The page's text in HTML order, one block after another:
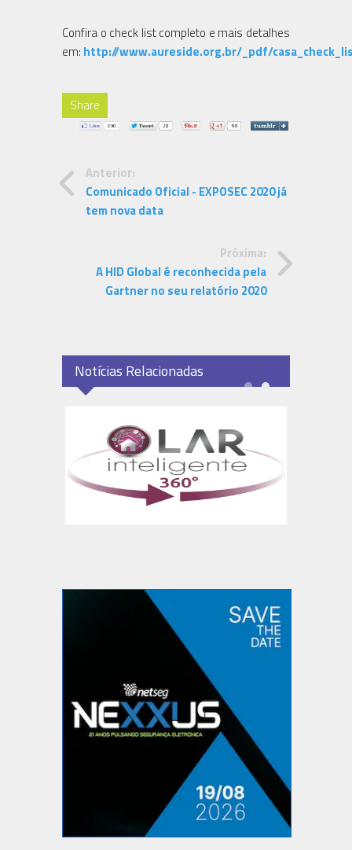
Confira o check list completo e mais detalhes
em: http://www.aureside.org.br/_pdf/
Share
Anterior:
Comunicado Oficial - EXPOSEC 2020 já
tem nova data
Próxima:
A HID Global é reconhecida pela
Gartner no seu relatório 2020
Notícias Relacionadas